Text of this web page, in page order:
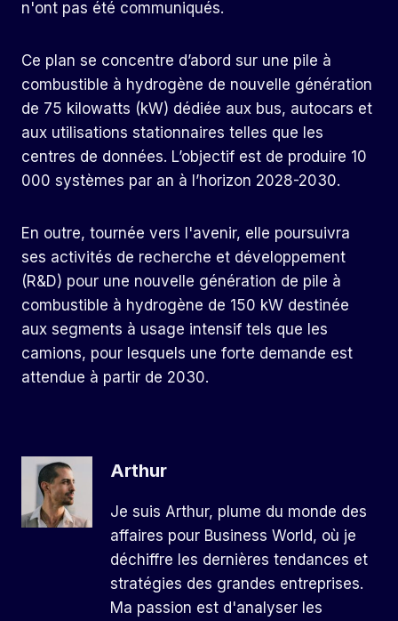
n'ont pas été communiqués.
Ce plan se concentre d’abord sur une pile à
combustible à hydrogène de nouvelle génération
de 75 kilowatts (kW) dédiée aux bus, autocars et
aux utilisations stationnaires telles que les
centres de données. L’objectif est de produire 10
000 systèmes par an à l’horizon 2028-2030.
En outre, tournée vers l'avenir, elle poursuivra
ses activités de recherche et développement
(R&D) pour une nouvelle génération de pile à
combustible à hydrogène de 150 kW destinée
aux segments à usage intensif tels que les
camions, pour lesquels une forte demande est
attendue à partir de 2030.
Arthur
Je suis Arthur, plume du monde des
affaires pour Business World, où je
déchiffre les dernières tendances et
stratégies des grandes entreprises.
Ma passion est d'analyser les